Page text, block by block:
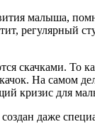
малыша,
регулярный
скачками. То
На самом
кризис для
даже